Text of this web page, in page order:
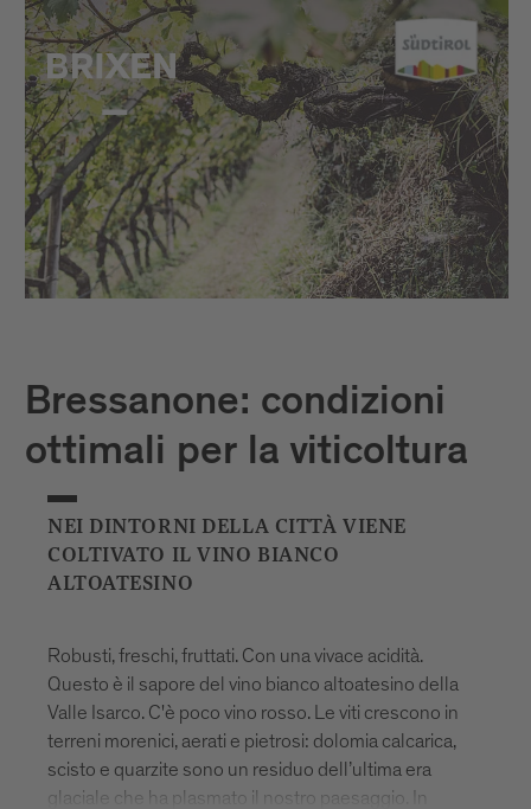
Bressanone: condizioni
ottimali per la viticoltura
NEI DINTORNI DELLA CITTÀ VIENE
COLTIVATO IL VINO BIANCO
ALTOATESINO
Robusti, freschi, fruttati. Con una vivace acidità.
Questo è il sapore del vino bianco altoatesino della
Valle Isarco. C'è poco vino rosso. Le viti crescono in
terreni morenici, aerati e pietrosi: dolomia calcarica,
scisto e quarzite sono un residuo dell’ultima era
glaciale che ha plasmato il nostro paesaggio. In